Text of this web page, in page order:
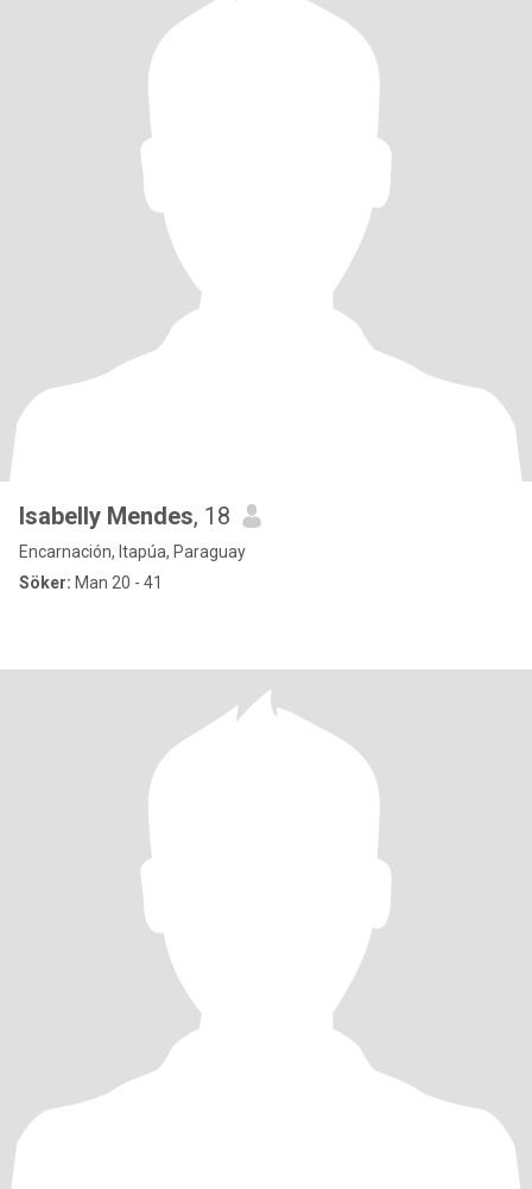
Isabelly Mendes, 18
Encarnación, Itapúa, Paraguay
Söker: Man 20 - 41